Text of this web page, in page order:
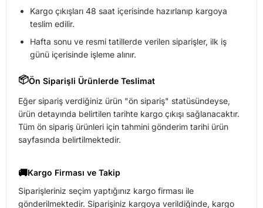
Kargo çıkışları 48 saat içerisinde hazırlanıp kargoya
teslim edilir.
Hafta sonu ve resmi tatillerde verilen siparişler, ilk iş
günü içerisinde işleme alınır.
📦Ön Siparişli Ürünlerde Teslimat
Eğer sipariş verdiğiniz ürün "ön sipariş" statüsündeyse,
ürün detayında belirtilen tarihte kargo çıkışı sağlanacaktır.
Tüm ön sipariş ürünleri için tahmini gönderim tarihi ürün
sayfasında belirtilmektedir.
🚚Kargo Firması ve Takip
Siparişleriniz seçim yaptığınız kargo firması ile
gönderilmektedir. Siparişiniz kargoya verildiğinde, kargo